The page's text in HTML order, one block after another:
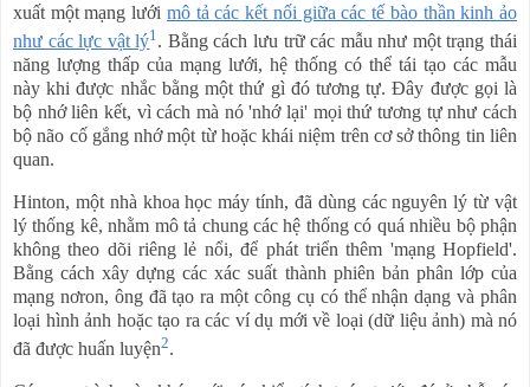
xuất một mạng lưới mô tả các kết nối giữa các tế bào thần kinh ảo
như các lực vật lý1. Bằng cách lưu trữ các mẫu như một trạng thái
năng lượng thấp của mạng lưới, hệ thống có thể tái tạo các mẫu
này khi được nhắcbằng một thứ gì đó tương tự.Đây được gọi là
bộ nhớ liên kết, vì cách mà nó 'nhớ lại' mọi thứ tương tự như cách
bộ não cố gắng nhớ một từ hoặc khái niệm trên cơ sở thông tin liên
quan.
Hinton, một nhà khoa học máy tính, đã dùng các nguyên lý từ vật
lý thống kê,nhằm mô tả chung các hệ thống có quá nhiều bộ phận
khôngtheo dõi riêng lẻ nổi, để phát triểnthêm 'mạng Hopfield'.
Bằng cách xây dựng các xác suất thành phiên bản phân lớp của
mạng nơron, ông đã tạo ra một công cụ có thể nhận dạng và phân
loại hình ảnh hoặc tạo ra các ví dụ mới về loại (dữ liệu ảnh) mà nó
đã được huấn luyện2.